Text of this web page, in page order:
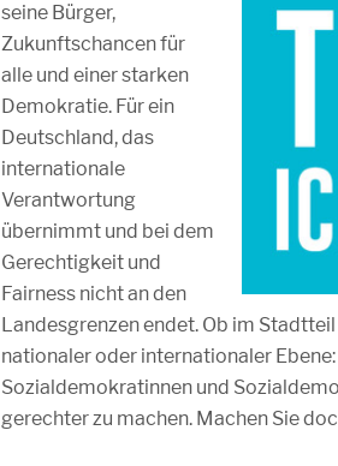
seine Bürger,
Zukunftschancen für
alle und einer starken
Demokratie. Für ein
Deutschland, das
internationale
Verantwortung
übernimmt und bei dem
Gerechtigkeit und
Fairness nicht an den
Landesgrenzen endet. Ob im
nationaler oder internationaler
Sozialdemokratinnen und
gerechter zu machen. Machen Sie